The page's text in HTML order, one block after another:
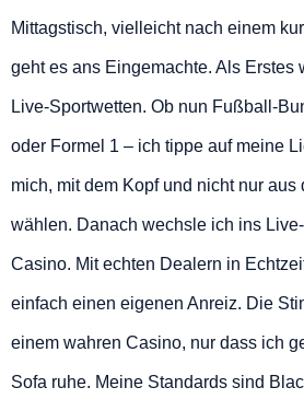
Mittagstisch, vielleicht nach einem
geht es ans Eingemachte. Als Erstes
Live-Sportwetten. Ob nun Fußball-
oder Formel 1 – ich tippe auf meine
mich, mit dem Kopf und nicht nur aus
wählen. Danach wechsle ich ins
Casino. Mit echten Dealern in
einfach einen eigenen Anreiz. Die
einem wahren Casino, nur dass ich
Sofa ruhe. Meine Standards sind